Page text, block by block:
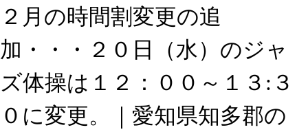
２月の時間割変更の追
加・・・２０日（水）のジャ
ズ体操は１２：００～１３:３
０に変更。｜愛知県知多郡の